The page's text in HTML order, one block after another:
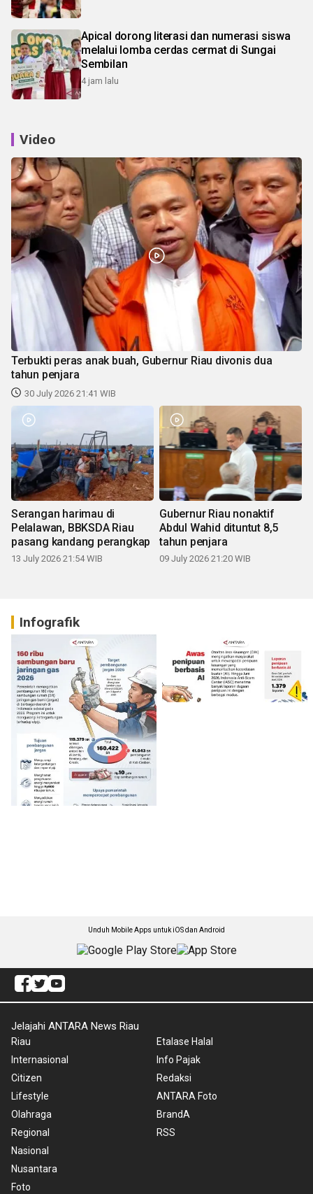
Apical dorong literasi dan numerasi siswa
melalui lomba cerdas cermat di Sungai
Sembilan
4 jam lalu
Video
Terbukti peras anak buah, Gubernur Riau divonis dua
tahun penjara
30 July 2026 21:41 WIB
Serangan harimau di
Pelalawan, BBKSDA Riau
pasang kandang perangkap
13 July 2026 21:54 WIB
Gubernur Riau nonaktif
Abdul Wahid dituntut 8,5
tahun penjara
09 July 2026 21:20 WIB
Infografik
Unduh Mobile Apps untuk iOS dan Android
Jelajahi ANTARA News Riau
Riau
Internasional
Citizen
Lifestyle
Olahraga
Regional
Nasional
Nusantara
Foto
Etalase Halal
Info Pajak
Redaksi
ANTARA Foto
BrandA
RSS